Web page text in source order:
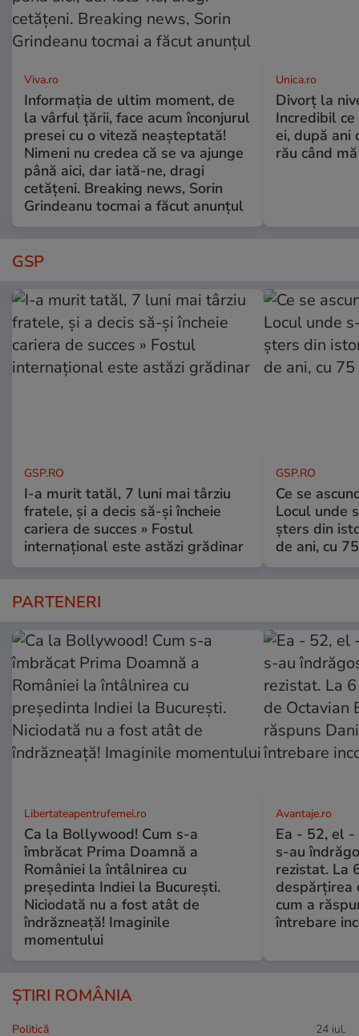
Viva.ro
Informația de ultim moment, de
la vârful țării, face acum înconjurul
presei cu o viteză neașteptată!
Nimeni nu credea că se va ajunge
până aici, dar iată-ne, dragi
cetățeni. Breaking news, Sorin
Grindeanu tocmai a făcut anunțul
Unica.ro
Divorț la
Incredibil
ei, după ani
rău când
GSP
GSP.RO
I-a murit tatăl, 7 luni mai târziu
fratele, și a decis să-și încheie
cariera de succes » Fostul
internațional este astăzi grădinar
GSP.RO
Ce se
Locul unde
șters din
de ani, cu
PARTENERI
Libertateapentrufemei.ro
Ca la Bollywood! Cum s-a
îmbrăcat Prima Doamnă a
României la întâlnirea cu
președinta Indiei la București.
Niciodată nu a fost atât de
îndrăzneață! Imaginile
momentului
Avantaje.ro
Ea - 52, el -
s-au
rezistat. La
despărțirea
cum a
întrebare
ȘTIRI ROMÂNIA
Politică 24 iul.